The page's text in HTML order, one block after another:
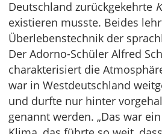
Deutschland zurückgekehrte
existieren musste. Beides
Überlebenstechnik der
Der Adorno-Schüler Alfred
charakterisiert die
war in Westdeutschland
und durfte nur hinter
genannt werden. „Das war